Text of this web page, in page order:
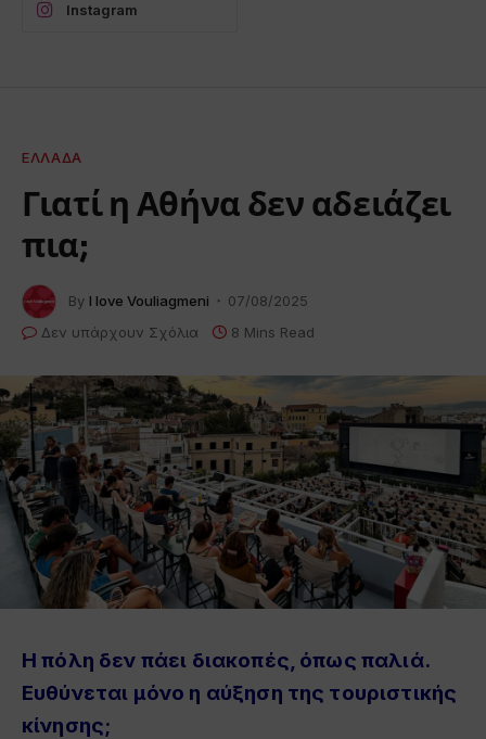
Instagram
ΕΛΛΆΔΑ
Γιατί η Αθήνα δεν αδειάζει
πια;
By I love Vouliagmeni
07/08/2025
Δεν υπάρχουν Σχόλια
8 Mins Read
Η πόλη δεν πάει διακοπές, όπως παλιά.
Ευθύνεται μόνο η αύξηση της τουριστικής
κίνησης;